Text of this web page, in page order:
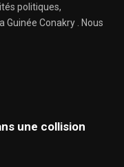
politiques,
Conakry . Nous
une collision